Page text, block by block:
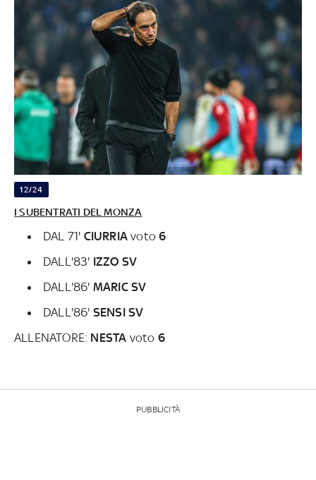
12/24
I SUBENTRATI DEL MONZA
DAL 71' CIURRIAvoto 6
DALL'83' IZZO SV
DALL'86' MARIC SV
DALL'86' SENSI SV
ALLENATORE: NESTA voto 6
PUBBLICITÀ